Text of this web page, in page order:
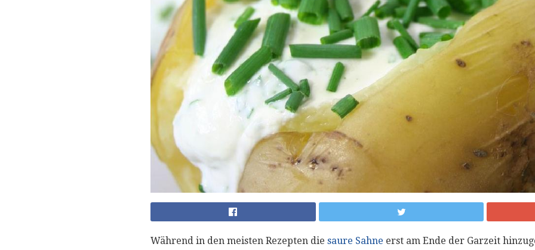
Während in den meisten Rezepten die saure Sahne erst am Ende der Garzeit